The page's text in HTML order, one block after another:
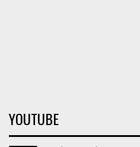
YOUTUBE